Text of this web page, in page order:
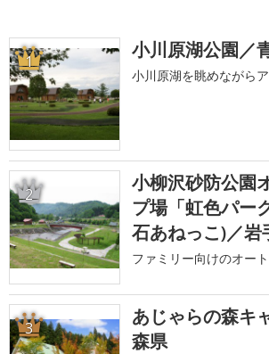
1 小川原湖公園／
小川原湖を眺めながら
2
小柳沢砂防公園
プ場「虹色パー
石あねっこ)／岩
ファミリー向けのオー
3
あじゃらの森キ
森県